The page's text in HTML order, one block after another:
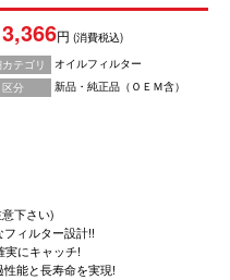
3,366円(消費税込)
テゴリ
オイルフィルター
区分
新品・純正品（ＯＥＭ含）
下さい)
ィルター設計!!
実にキャッチ!
能と長寿命を実現!